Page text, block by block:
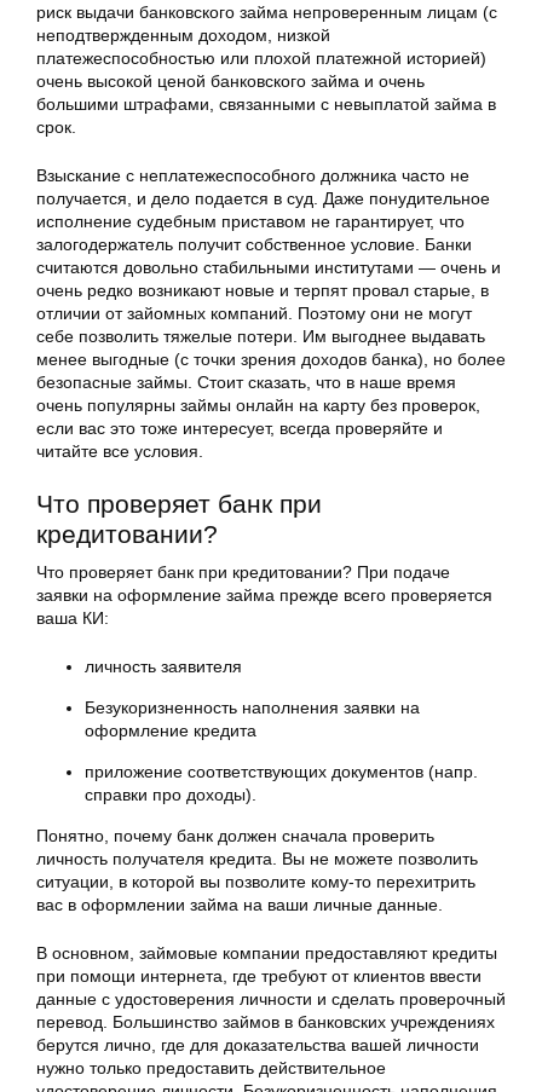
риск выдачи банковского займа непроверенным лицам (с
неподтвержденным доходом, низкой
платежеспособностью или плохой платежной историей)
очень высокой ценой банковского займа и очень
большими штрафами, связанными с невыплатой займа в
срок.
Взыскание с неплатежеспособного должника часто не
получается, и дело подается в суд. Даже понудительное
исполнение судебным приставом не гарантирует, что
залогодержатель получит собственное условие. Банки
считаются довольно стабильными институтами — очень и
очень редко возникают новые и терпят провал старые, в
отличии от зайомных компаний. Поэтому они не могут
себе позволить тяжелые потери. Им выгоднее выдавать
менее выгодные (с точки зрения доходов банка), но более
безопасные займы. Стоит сказать, что в наше время
очень популярны займы онлайн на карту без проверок,
если вас это тоже интересует, всегда проверяйте и
читайте все условия.
Что проверяет банк при
кредитовании?
Что проверяет банк при кредитовании? При подаче
заявки на оформление займа прежде всего проверяется
ваша КИ:
личность заявителя
Безукоризненность наполнения заявки на
оформление кредита
приложение соответствующих документов (напр.
справки про доходы).
Понятно, почему банк должен сначала проверить
личность получателя кредита. Вы не можете позволить
ситуации, в которой вы позволите кому-то перехитрить
вас в оформлении займа на ваши личные данные.
В основном, займовые компании предоставляют кредиты
при помощи интернета, где требуют от клиентов ввести
данные с удостоверения личности и сделать проверочный
перевод. Большинство займов в банковских учреждениях
берутся лично, где для доказательства вашей личности
нужно только предоставить действительное